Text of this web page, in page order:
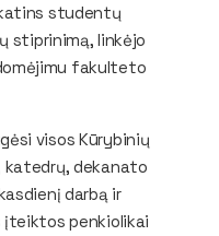
studentų
stiprinimą, linkėjo
fakulteto
visos Kūrybinių
dekanato
darbą ir
įteiktos penkiolikai